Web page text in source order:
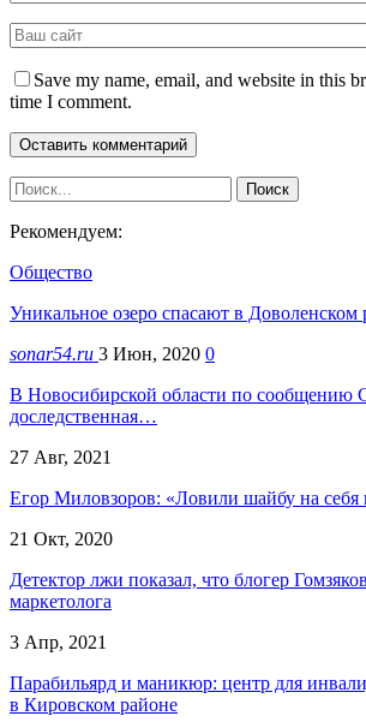
Save my name, email, and website in this
time I comment.
Рекомендуем:
Общество
Уникальное озеро спасают в Доволенском
sonar54.ru 3 Июн, 2020 0
В Новосибирской области по сообщению
доследственная…
27 Авг, 2021
Егор Миловзоров: «Ловили шайбу на себя
21 Окт, 2020
Детектор лжи показал, что блогер
маркетолога
3 Апр, 2021
Парабильярд и маникюр: центр для
в Кировском районе